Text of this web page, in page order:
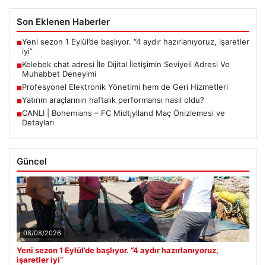
Son Eklenen Haberler
■Yeni sezon 1 Eylül’de başlıyor. “4 aydır hazırlanıyoruz, işaretler
iyi”
■Kelebek chat adresi İle Dijital İletişimin Seviyeli Adresi Ve
Muhabbet Deneyimi
■Profesyonel Elektronik Yönetimi hem de Geri Hizmetleri
■Yatırım araçlarının haftalık performansı nasıl oldu?
■CANLI | Bohemians – FC Midtjylland Maç Önizlemesi ve
Detayları
Güncel
08/08/2026
Yeni sezon 1 Eylül’de başlıyor. “4 aydır hazırlanıyoruz,
işaretler iyi”